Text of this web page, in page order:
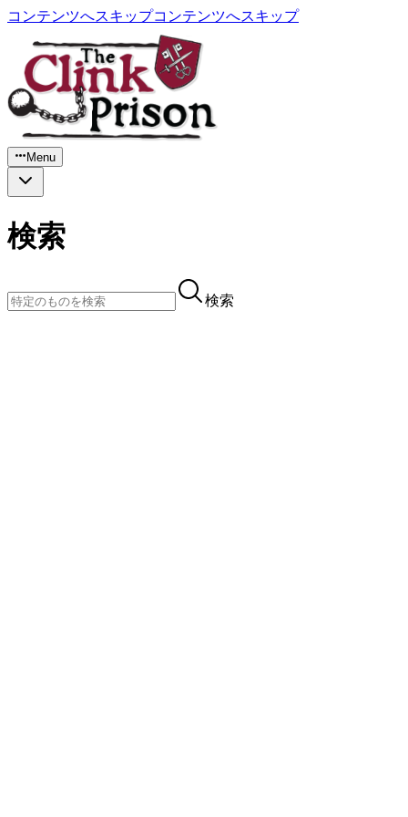
コンテンツへスキップコンテンツへスキップ
Menu
検索
検索